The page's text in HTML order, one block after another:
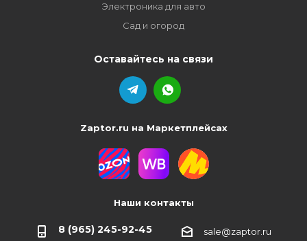
Электроника для авто
Сад и огород
Оставайтесь на связи
Zaptor.ru на Маркетплейсах
Наши контакты
8 (965) 245-92-45 sale@zaptor.ru